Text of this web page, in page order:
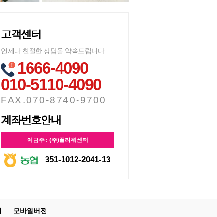
고객센터
언제나 친절한 상담을 약속드립니다.
1666-4090
010-5110-4090
FAX.070-8740-9700
계좌번호안내
예금주 : (주)플라워센터
351-1012-2041-13
모바일버전